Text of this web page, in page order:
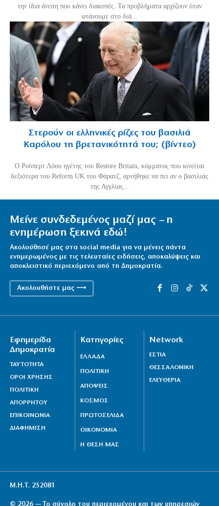
την ίδια άνεση που κάνει διακοπές. Τα προβλήματα αρχίζουν όταν
φτάνουμε στο διά...
Στερούν οι ελληνικές ρίζες του βασιλιά
Καρόλου τη βρετανικότητά του; (βίντεο)
O Ρούπερτ Λόου ηγέτης του Restore Britain, κόμματος που κινείται
δεξιότερα του Reform UK του Φάρατζ, αρνήθηκε να πει αν ο βασιλιάς
της Αγγλίας...
Μείνε συνδεδεμένος μαζί μας – η
ενημέρωση ξεκινά εδώ!
Ακολούθησέ μας στα social media για να μένεις πάντα
ενημερωμένος με τις τελευταίες ειδήσεις, αποκαλύψεις και
αποκλειστικό περιεχόμενο από τη Δημοκρατία.
Ακολουθήστε μας ⟶
Εφημερίδα
Δημοκρατία
ΤΑΥΤΟΤΗΤΑ
ΟΡΟΙ ΧΡΗΣΗΣ
ΠΟΛΙΤΙΚΗ
ΑΠΟΡΡΗΤΟΥ
ΕΠΙΚΟΙΝΩΝΙΑ
ΔΙΑΦΗΜΙΣΗ
Κατηγορίες
ΕΛΛΑΔΑ
ΠΟΛΙΤΙΚΗ
ΑΠΟΨΕΙΣ
ΚΟΣΜΟΣ
ΠΡΩΤΟΣΕΛΙΔΑ
ΟΙΚΟΝΟΜΙΑ
Η ΘΕΣΗ ΜΑΣ
Network
ΕΣΤΙΑ
ΘΕΣΣΑΛΟΝΙΚΗ
ΕΛΕΥΘΕΡΙΑ
Μ.Η.Τ. 252081
© 2026 — Το σύνολο του περιεχομένου και των υπηρεσιών